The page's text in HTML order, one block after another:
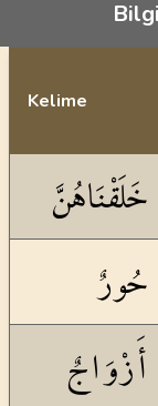
Kelime
خَلَقْنَاهُنَّ
حُورٌ
أَزْوَاجٌ